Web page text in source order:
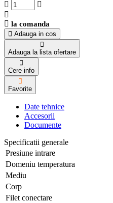
la comanda
Adauga in cos
Adauga la lista ofertare
Cere info
Favorite
Date tehnice
Accesorii
Documente
Specificatii generale
Presiune intrare
Domeniu temperatura
Mediu
Corp
Filet conectare